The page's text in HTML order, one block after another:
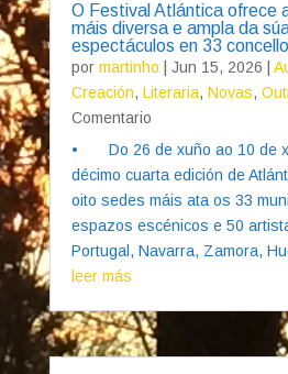
O Festival Atlántica ofrece
máis diversa e ampla da
espectáculos en 33
por martinho Jun 15, 2026
Creación, Literaria, Novas,
Comentario
• Do 26 de xuño ao 10 de
décimo cuarta edición de
oito sedes máis ata os 33
espazos escénicos e 50
Portugal, Navarra, Zamora,
leer más